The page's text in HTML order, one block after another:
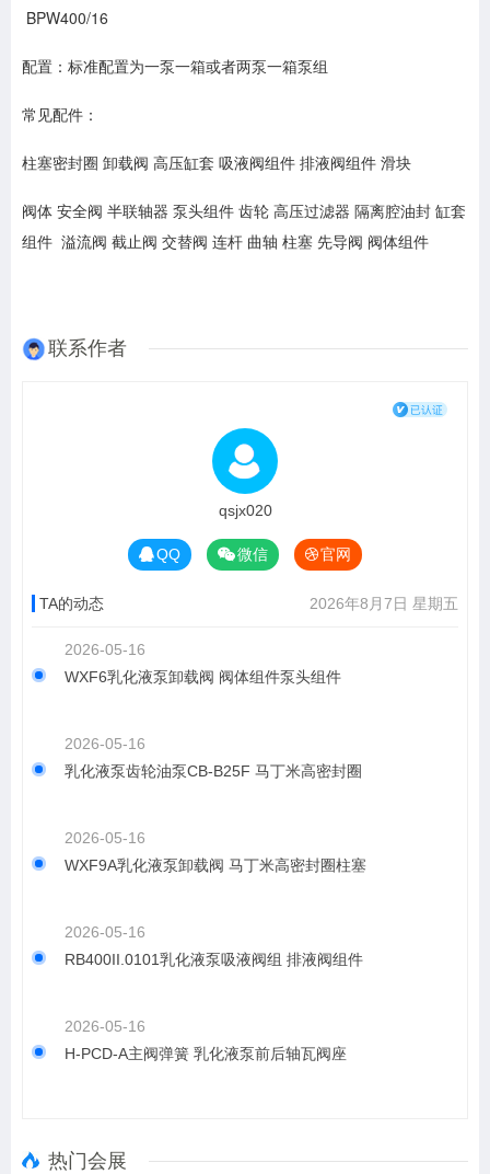
BPW400/16
配置：标准配置为一泵一箱或者两泵一箱泵组
常见配件：
柱塞密封圈 卸载阀 高压缸套 吸液阀组件 排液阀组件 滑块
阀体 安全阀 半联轴器 泵头组件 齿轮 高压过滤器 隔离腔油封 缸套
组件 溢流阀 截止阀 交替阀 连杆 曲轴 柱塞 先导阀 阀体组件
联系作者
qsjx020
QQ 微信 官网
TA的动态 2026年8月7日 星期五
2026-05-16
WXF6乳化液泵卸载阀 阀体组件泵头组件
2026-05-16
乳化液泵齿轮油泵CB-B25F 马丁米高密封圈
2026-05-16
WXF9A乳化液泵卸载阀 马丁米高密封圈柱塞
2026-05-16
RB400II.0101乳化液泵吸液阀组 排液阀组件
2026-05-16
H-PCD-A主阀弹簧 乳化液泵前后轴瓦阀座
热门会展